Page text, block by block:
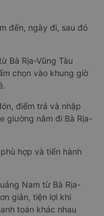
đến, ngày đi, sau đó
Bà Rịa-Vũng Tàu
chọn vào khung giờ
điểm trả và nhập
giường nằm đi Bà Rịa-
hợp và tiến hành
Nam từ Bà Rịa-
giản, tiện lợi khi
toán khác nhau